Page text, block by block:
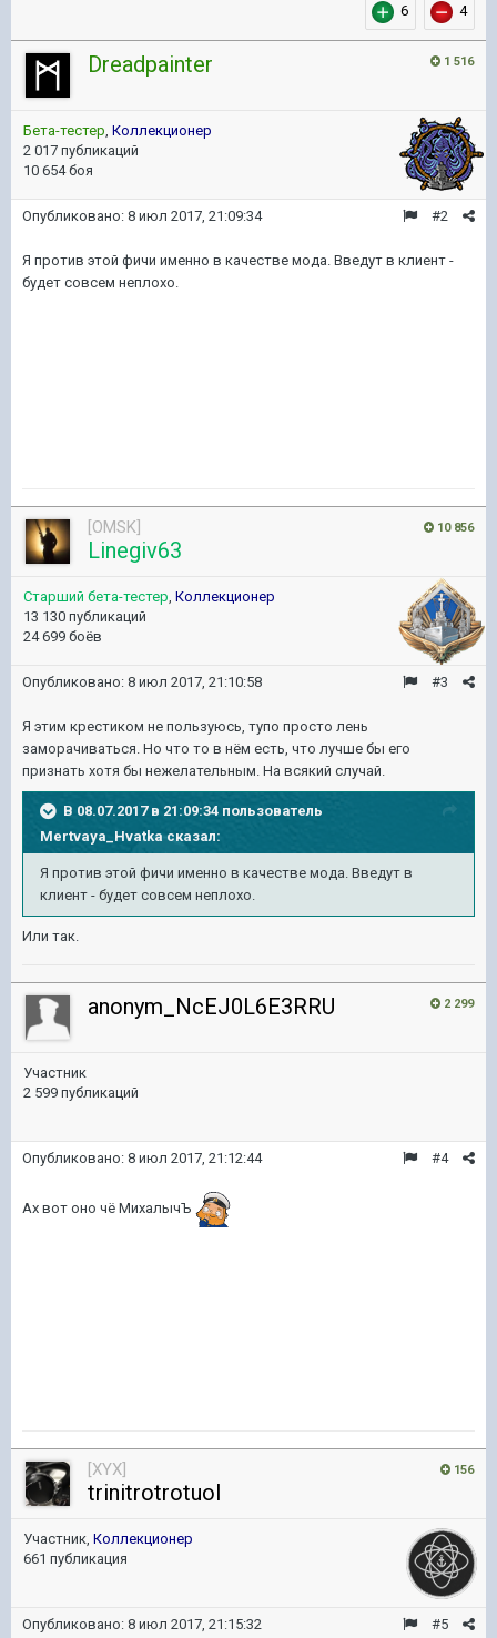
6 4
1 516
Dreadpainter
Бета-тестер Коллекционер
2 017 публикаций
10 654 боя
#2
Опубликовано: 8 июл 2017, 21:09:34
Я против этой фичи именно в качестве мода. Введут в клиент -
будет совсем неплохо.
10 856
[OMSK]
Linegiv63
Старший бета-тестер Коллекционер
13 130 публикаций
24 699 боёв
#3
Опубликовано: 8 июл 2017, 21:10:58
Я этим крестиком не пользуюсь, тупо просто лень
заморачиваться. Но что то в нём есть, что лучше бы его
признать хотя бы нежелательным. На всякий случай.
В 08.07.2017 в 21:09:34 пользователь
Mertvaya_Hvatkaсказал:
Я против этой фичи именно в качестве мода. Введут в
клиент - будет совсем неплохо.
Или так.
2 299
anonym_NcEJ0L6E3RRU
Участник
2 599 публикаций
#4
Опубликовано: 8 июл 2017, 21:12:44
Ах вот оно чё МихалычЪ
156
[XYX]
trinitrotrotuol
Участник, Коллекционер
661 публикация
#5
Опубликовано: 8 июл 2017, 21:15:32